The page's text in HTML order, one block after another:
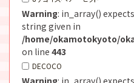
Warning: in_array()
string given in
/home/okamotokyoto/
on line 443
DECOCO
Warning: in_array()